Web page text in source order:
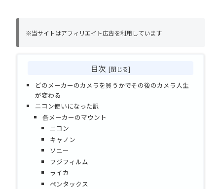
※当サイトはアフィリエイト広告を利用しています
目次
どのメーカーのカメラを買うかでその後のカメラ人生
が変わる
ニコン使いになった訳
各メーカーのマウント
ニコン
キャノン
ソニー
フジフィルム
ライカ
ペンタックス